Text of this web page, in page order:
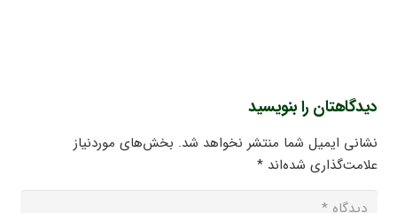
دیدگاهتان را بنویسید
نشانی ایمیل شما منتشر نخواهد شد. بخش‌های موردنیاز
علامت‌گذاری شده‌اند*